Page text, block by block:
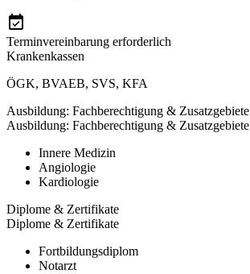
Terminvereinbarung erforderlich
Krankenkassen
ÖGK, BVAEB, SVS, KFA
Ausbildung: Fachberechtigung & Zusatzgebiete
Ausbildung: Fachberechtigung & Zusatzgebiete
Innere Medizin
Angiologie
Kardiologie
Diplome & Zertifikate
Diplome & Zertifikate
Fortbildungsdiplom
Notarzt